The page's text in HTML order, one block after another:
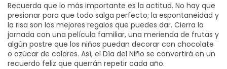
Recuerda que lo más importante es la actitud. No hay que
presionar para que todo salga perfecto; la espontaneidad y
la risa son los mejores regalos que puedes dar. Cierra la
jornada con una película familiar, una merienda de frutas y
algún postre que los niños puedan decorar con chocolate
o azúcar de colores. Así, el Día del Niño se convertirá en un
recuerdo feliz que querrán repetir cada año.